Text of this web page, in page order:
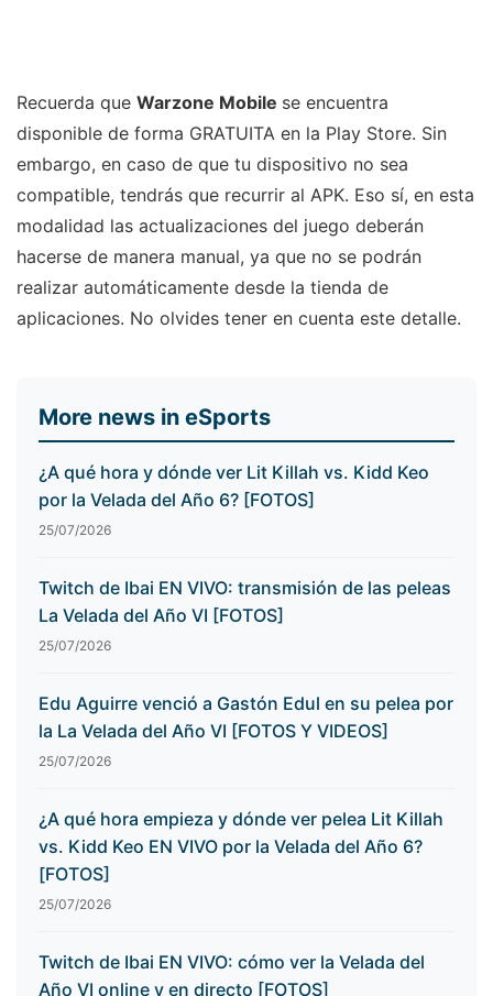
Recuerda que Warzone Mobile se encuentra
disponible de forma GRATUITA en la Play Store. Sin
embargo, en caso de que tu dispositivo no sea
compatible, tendrás que recurrir al APK. Eso sí, en esta
modalidad las actualizaciones del juego deberán
hacerse de manera manual, ya que no se podrán
realizar automáticamente desde la tienda de
aplicaciones. No olvides tener en cuenta este detalle.
More news in eSports
¿A qué hora y dónde ver Lit Killah vs. Kidd Keo
por la Velada del Año 6? [FOTOS]
25/07/2026
Twitch de Ibai EN VIVO: transmisión de las peleas
La Velada del Año VI [FOTOS]
25/07/2026
Edu Aguirre venció a Gastón Edul en su pelea por
la La Velada del Año VI [FOTOS Y VIDEOS]
25/07/2026
¿A qué hora empieza y dónde ver pelea Lit Killah
vs. Kidd Keo EN VIVO por la Velada del Año 6?
[FOTOS]
25/07/2026
Twitch de Ibai EN VIVO: cómo ver la Velada del
Año VI online y en directo [FOTOS]